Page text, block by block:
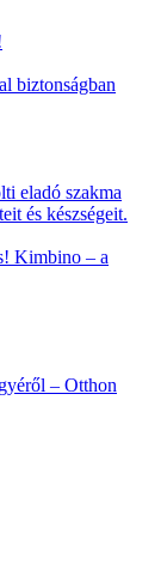
biztonságban
eladó szakma
és készségeit.
Kimbino – a